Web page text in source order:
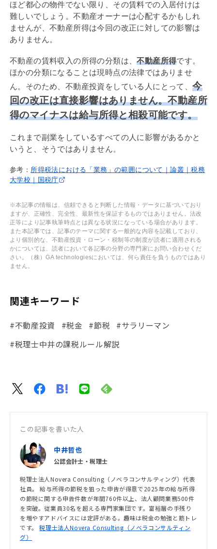
ほど都心の物件でない限り、その賃料での入居付けは
難しいでしょう。不動産オーナーは心配するかもしれ
ませんが、不動産所得は今回の改正に対しての影響は
ありません。
不動産の賃料収入の所得の分類は、不動産所得です。
ほかの分類になることは現時点の法律ではありませ
ん。そのため、不動産投資をしている人にとって、今
回の改正は直接影響はありません。不動産所
得のマイナスは給与所得と相殺可能です。
これまで副業をしているすべての人に影響があるかと
いうと、そうではありません。
参考： 所得税法における「業務」の範囲について｜論叢｜税務
大学校｜国税庁
※本記事の情報は、信頼できると判断した情報・データに基づいており
ますが、正確性、完全性、最新性を保証するものではありません。法改
正等により記事執筆時点とは異なる状況になっている場合があります。
また本記事では、記事のテーマに関する一般的な内容を記載しており、
より個別的な、不動産投資・ローン・税制等の制度が読者に適用される
かについては、読者において各記事の分野の専門家にお問い合わせくだ
さい。（株）GA technologiesにおいては、何ら責任を負うものではあり
ません。
関連キーワード
#不動産投資 #税金 #節税
#サラリーマン
#税理士中井の課税ルール解説
この記事を書いた人
中井哲也
公認会計士・税理士
税理士法人Novera Consulting（ノベラコンサルティング）代表
社員。 給与所得の節税を狙った申告が得意で2025年の給与所得
の節税に関する申告件数が年間760件以上、法人顧問業務500件
を突破。従業員30名を超える専門家集団です。富裕層の手残り
を増やすアドバイスには定評がある。趣味は税金の勉強と筋トレ
です。税理士法人Novera Consulting（ノベラコンサルティン
グ）